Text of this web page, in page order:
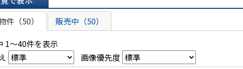
示
件（50）
販売中（50）
1～40件を表示
画像優先度